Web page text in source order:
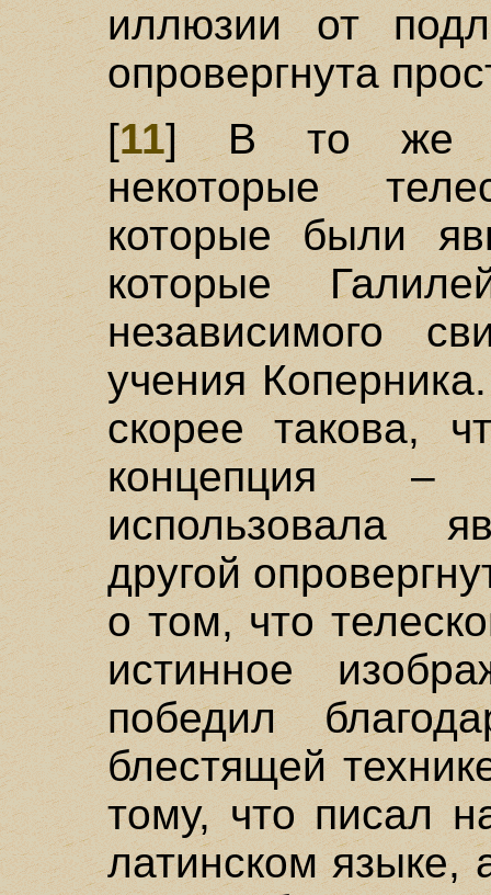
иллюзии от
опровергнута
[11] В то же
некоторые
которые были
которые
независимого
учения
скорее такова,
концепция –
использовала
другой
о том, что
истинное
победил
блестящей
тому, что писал
латинском языке,